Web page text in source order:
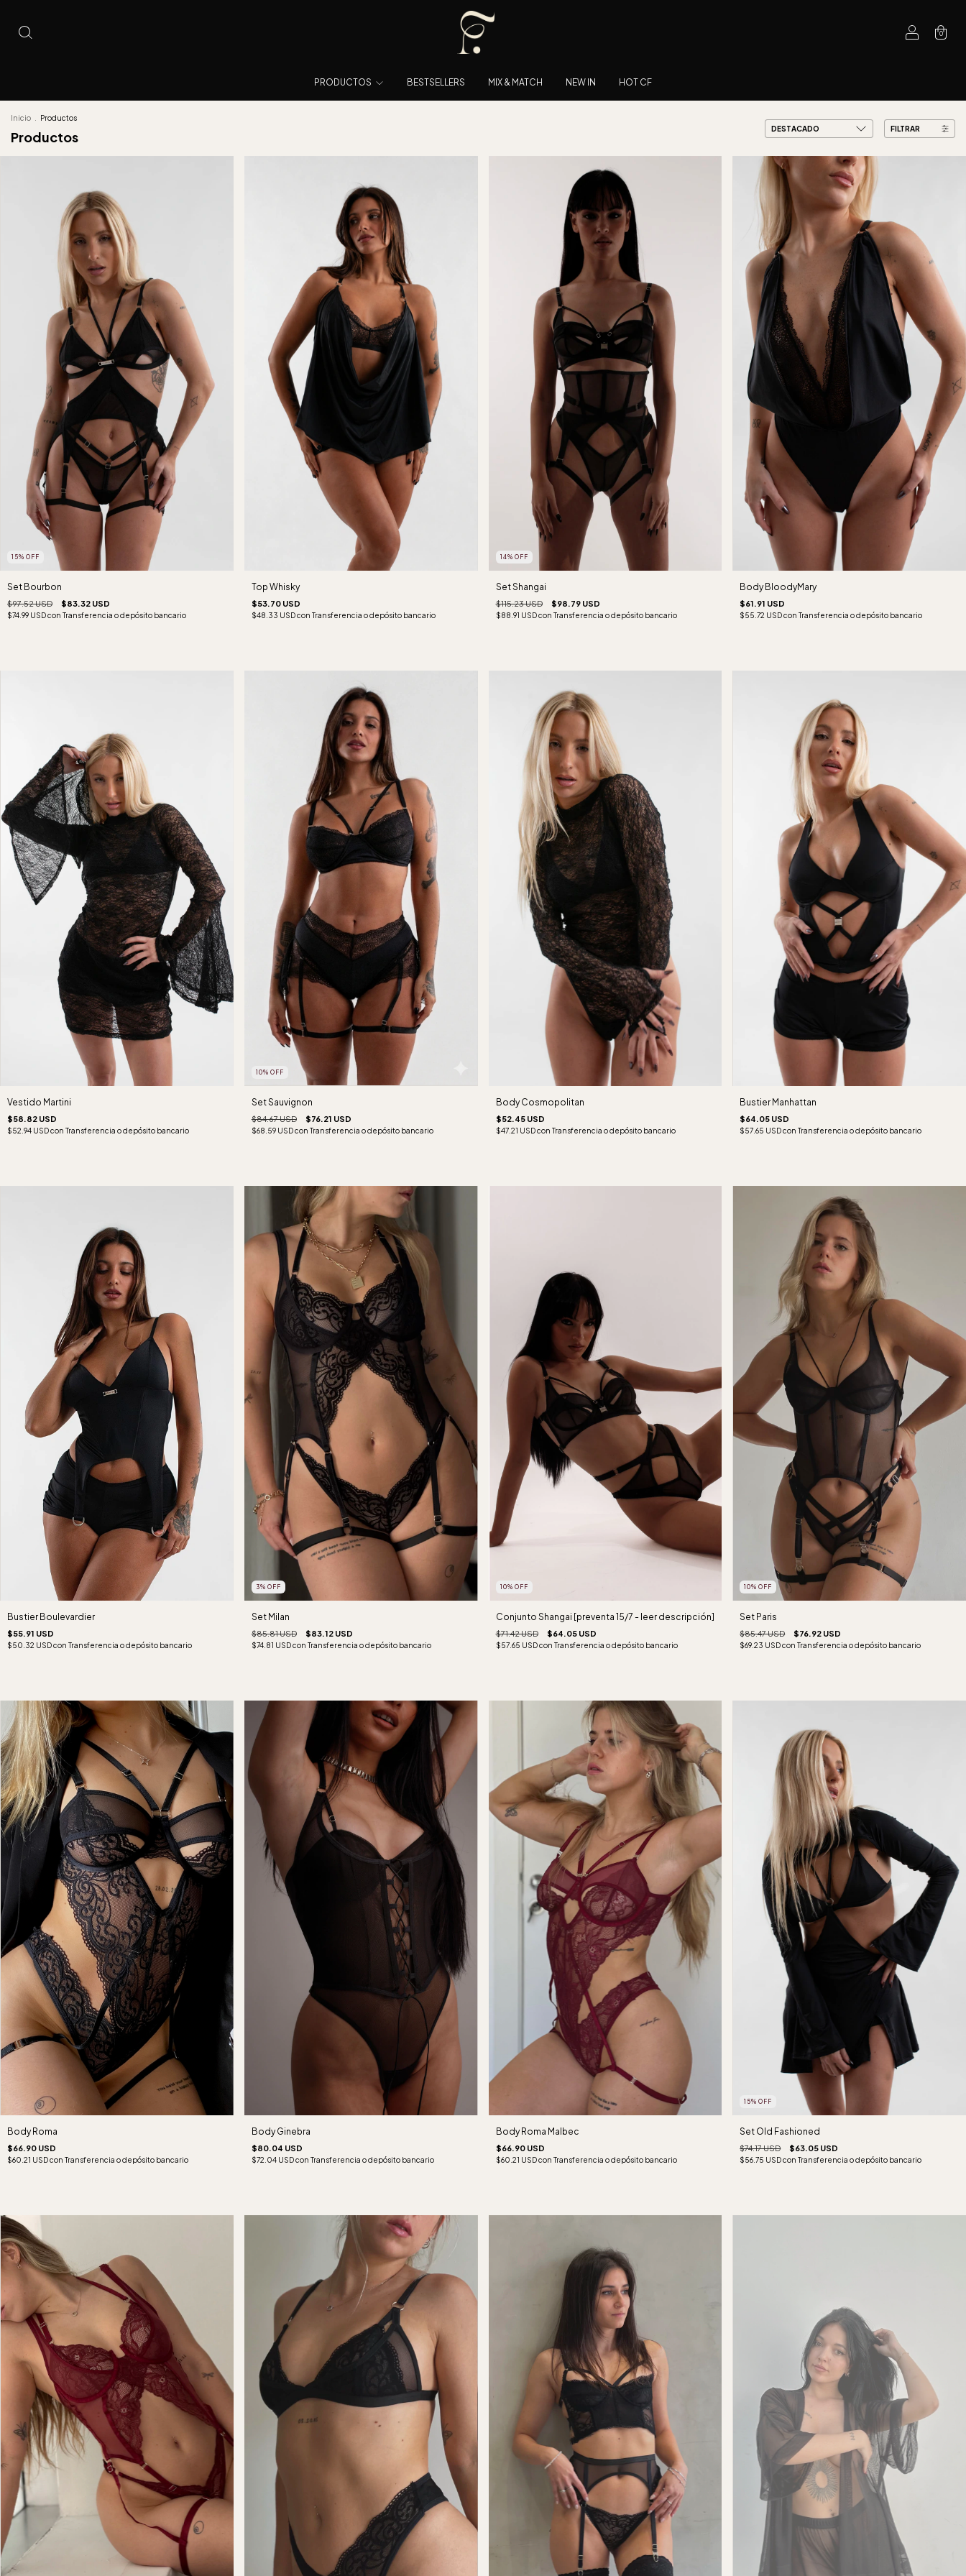
0
PRODUCTOS BESTSELLERS MIX & MATCH NEW IN HOT CF
Inicio Productos
Productos FILTRAR
15% OFF
Set Bourbon
$97.52 USD $83.32 USD
$74.99 USDcon Transferencia o depósito bancario
Top Whisky
$53.70 USD
$48.33 USDcon Transferencia o depósito bancario
14% OFF
Set Shangai
$115.23 USD $98.79 USD
$88.91 USDcon Transferencia o depósito bancario
Body BloodyMary
$61.91 USD
$55.72 USDcon Transferencia o depósito bancario
Vestido Martini
$58.82 USD
$52.94 USDcon Transferencia o depósito bancario
10% OFF
Set Sauvignon
$84.67 USD $76.21 USD
$68.59 USDcon Transferencia o depósito bancario
Body Cosmopolitan
$52.45 USD
$47.21 USDcon Transferencia o depósito bancario
Bustier Manhattan
$64.05 USD
$57.65 USDcon Transferencia o depósito bancario
Bustier Boulevardier
$55.91 USD
$50.32 USDcon Transferencia o depósito bancario
3% OFF
Set Milan
$85.81 USD $83.12 USD
$74.81 USDcon Transferencia o depósito bancario
10% OFF
Conjunto Shangai [preventa 15/7 - leer descripción]
$71.42 USD $64.05 USD
$57.65 USDcon Transferencia o depósito bancario
10%OFF
Set Paris
$85.47 USD $76.92 USD
$69.23 USDcon Transferencia o depósito bancario
Body Roma
$66.90 USD
$60.21 USDcon Transferencia o depósito bancario
Body Ginebra
$80.04 USD
$72.04 USDcon Transferencia o depósito bancario
Body Roma Malbec
$66.90 USD
$60.21 USDcon Transferencia o depósito bancario
15%OFF
Set Old Fashioned
$74.17 USD $63.05 USD
$56.75 USDcon Transferencia o depósito bancario